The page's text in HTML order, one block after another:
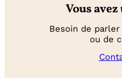
Vous
Besoin de
ou de